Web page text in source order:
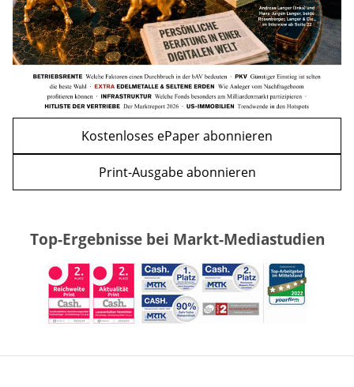
Kostenloses ePaper abonnieren
Print-Ausgabe abonnieren
Top-Ergebnisse bei Markt-Mediastudien